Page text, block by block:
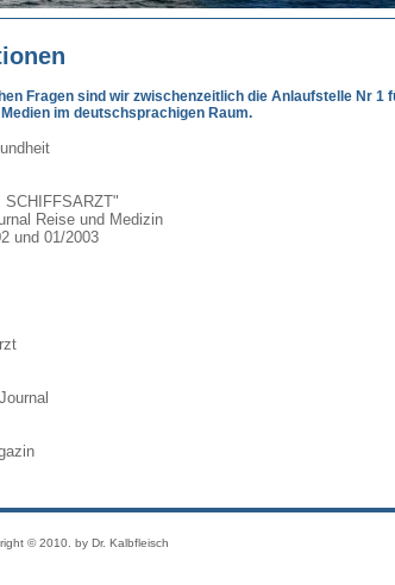
Fragen sind wir zwischenzeitlich die Anlaufstelle Nr 1
im deutschsprachigen Raum.
SCHIFFSARZT"
Reise und Medizin
und 01/2003
© 2010. by Dr. Kalbfleisch